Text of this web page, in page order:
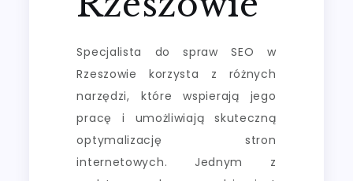
Specjalista do spraw SEO w
Rzeszowie korzysta z różnych
narzędzi, które wspierają jego
pracę i umożliwiają skuteczną
optymalizację stron
internetowych. Jednym z